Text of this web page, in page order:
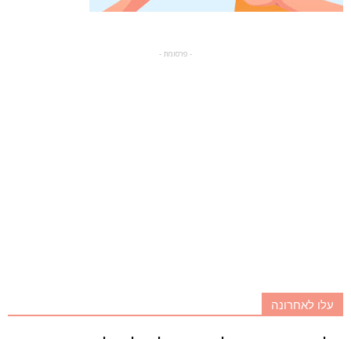
- פרסומת -
עלו לאחרונה